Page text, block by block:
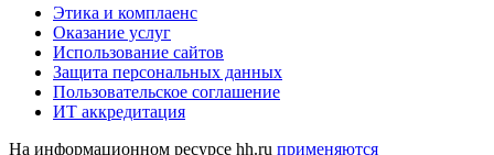
Этика и комплаенс
Оказание услуг
Использование сайтов
Защита персональных данных
Пользовательское соглашение
ИТ аккредитация
На информационном ресурсе hh.ru применяются